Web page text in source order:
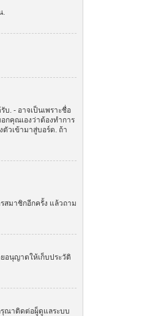
.
. - อาจเป็นเพราะชื่อ
กคุณเองว่าต้องทำการ
วเข้ามาสู่บอร์ด. ถ้า
สมาชิกอีกครั้ง แล้วถาม
อนุญาตให้เก็บประวัติ
รุณาติดต่อผู็ดูแลระบบ